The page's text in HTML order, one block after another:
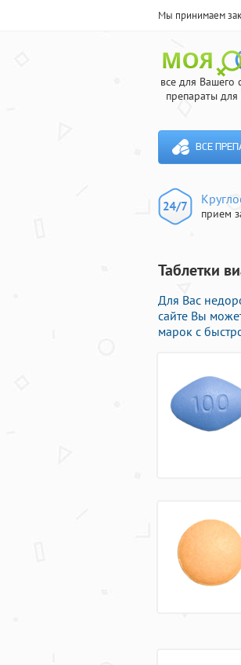
Мы принимаем
все для Вашего
препараты
ВСЕ
прием
Таблетки
Для Вас
сайте Вы
марок с